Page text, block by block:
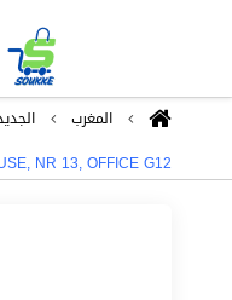
المغرب
NR 13, OFFICE G12